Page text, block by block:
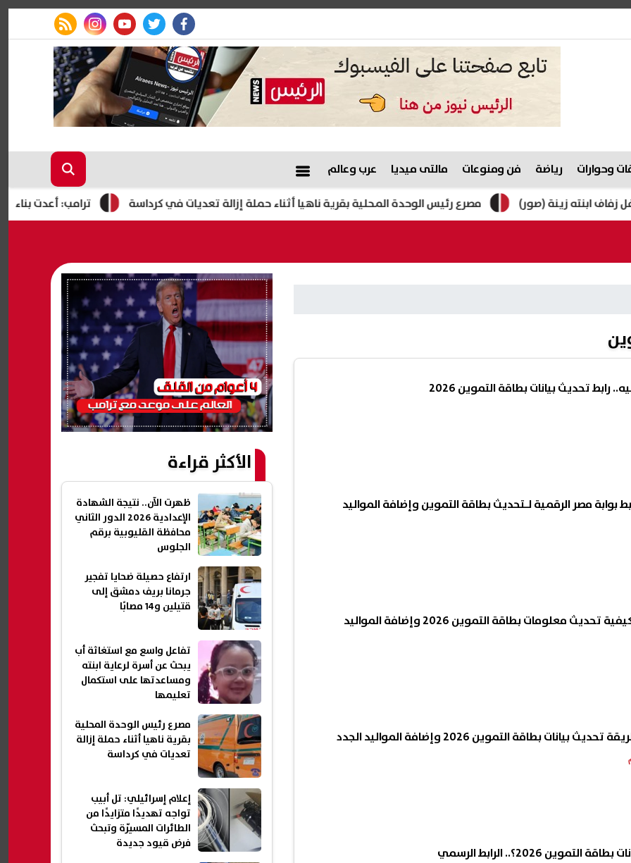
facebook
twitter
youtube
instagram
rss feed
وحوارات رياضة فن ومنوعات مالتى ميديا عرب وعالم
ترامب: أعدت بناء الجيش مصرع رئيس الوحدة المحلية بقرية ناهيا أثناء حملة إزالة تعديات في كرداسة زينة (صور)
بوابة مصر الرقمية لـتحديث بطاقة التموين وإضافة المواليد
تجنب إيقاف البطاقة.. كيفية تحديث معلومات بطاقة التموين 2026 وإضافة المواليد
بطاقة التموين 2026 وإضافة المواليد الجدد
2026؟.. الرابط الرسمي
الأكثر قراءة
ظهرت الآن.. نتيجة الشهادة
الإعدادية 2026 الدور الثاني
محافظة القليوبية برقم
الجلوس
ارتفاع حصيلة ضحايا تفجير
جرمانا بريف دمشق إلى
قتيلين و14 مصابًا
تفاعل واسع مع استغاثة أب
يبحث عن أسرة لرعاية ابنته
ومساعدتها على استكمال
تعليمها
مصرع رئيس الوحدة المحلية
بقرية ناهيا أثناء حملة إزالة
تعديات في كرداسة
إعلام إسرائيلي: تل أبيب
تواجه تهديدًا متزايدًا من
الطائرات المسيّرة وتبحث
فرض قيود جديدة